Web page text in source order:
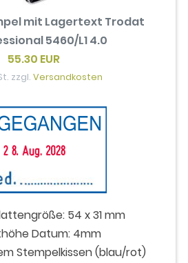
mit Lagertext Trodat
5460/L1 4.0
55.30 EUR
zzgl.Versandkosten
54 x 31 mm
Datum: 4mm
Stempelkissen (blau/rot)